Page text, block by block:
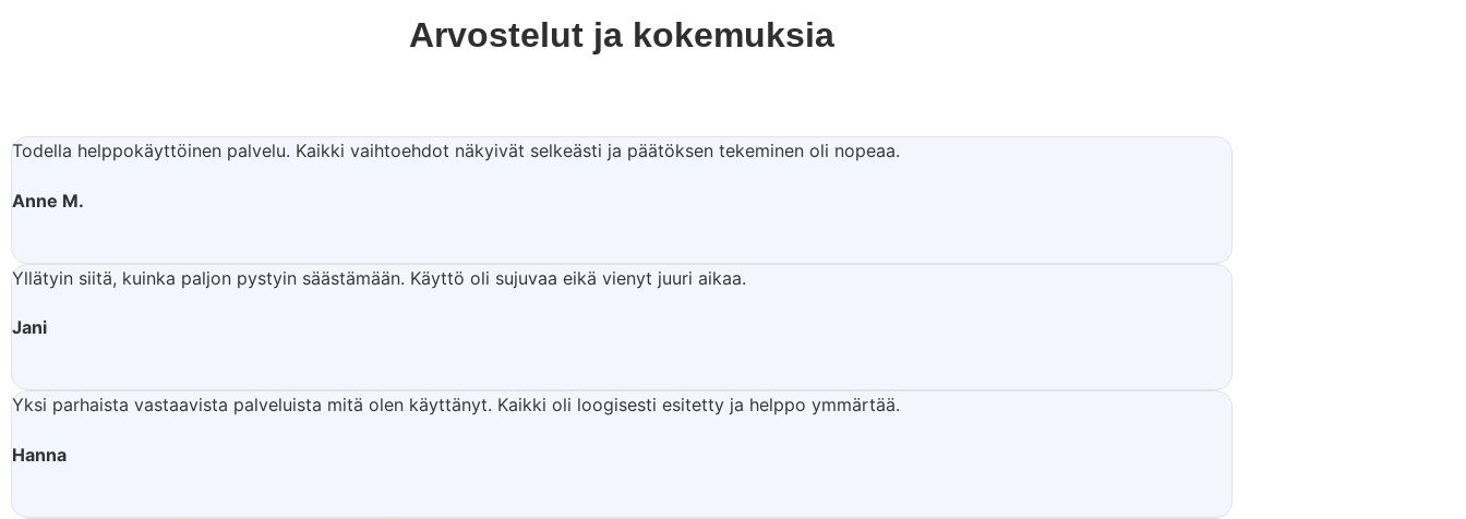
Arvostelut ja kokemuksia
Todella helppokäyttöinen palvelu. Kaikki vaihtoehdot näkyivät selkeästi ja päätöksen tekeminen oli nopeaa.
Anne M.
Yllätyin siitä, kuinka paljon pystyin säästämään. Käyttö oli sujuvaa eikä vienyt juuri aikaa.
Jani
Yksi parhaista vastaavista palveluista mitä olen käyttänyt. Kaikki oli loogisesti esitetty ja helppo ymmärtää.
Hanna